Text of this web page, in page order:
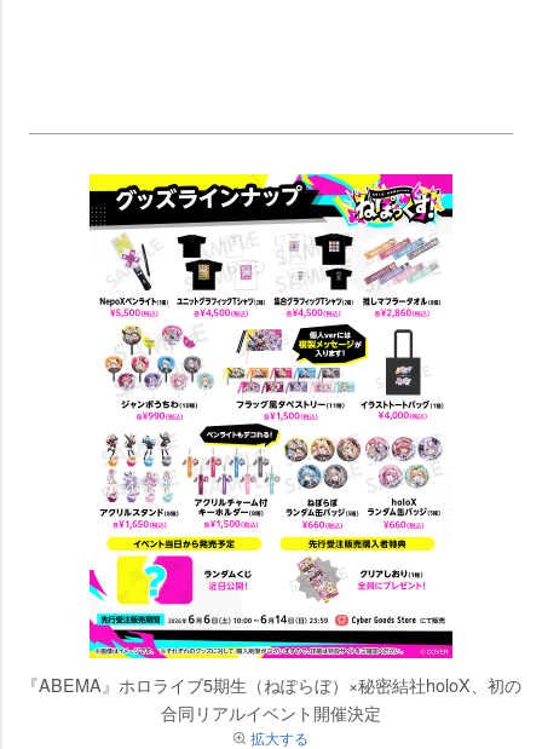
『ABEMA』ホロライブ5期生（ねぽらぼ）×秘密結社holoX、初の
合同リアルイベント開催決定
拡大する